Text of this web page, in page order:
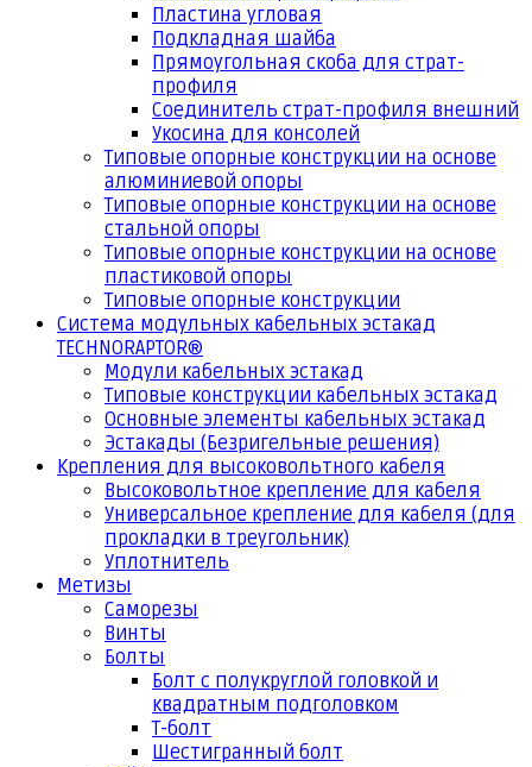
Пластина угловая
Подкладная шайба
Прямоугольная скоба для страт-
профиля
Соединитель страт-профиля внешний
Укосина для консолей
Типовые опорные конструкции на основе
алюминиевой опоры
Типовые опорные конструкции на основе
стальной опоры
Типовые опорные конструкции на основе
пластиковой опоры
Типовые опорные конструкции
Система модульных кабельных эстакад
TECHNORAPTOR®
Модули кабельных эстакад
Типовые конструкции кабельных эстакад
Основные элементы кабельных эстакад
Эстакады (Безригельные решения)
Крепления для высоковольтного кабеля
Высоковольтное крепление для кабеля
Универсальное крепление для кабеля (для
прокладки в треугольник)
Уплотнитель
Метизы
Саморезы
Винты
Болты
Болт с полукруглой головкой и
квадратным подголовком
Т-болт
Шестигранный болт